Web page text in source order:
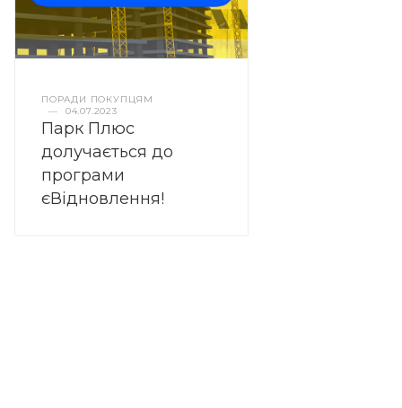
ПОРАДИ ПОКУПЦЯМ
—
04.07.2023
Парк Плюс
долучається до
програми
єВідновлення!